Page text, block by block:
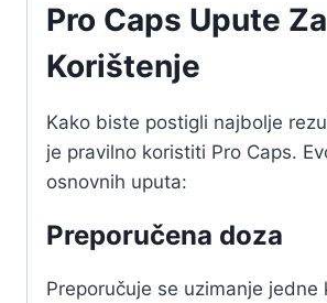
Pro Caps Upute Za
Korištenje
Kako biste postigli najbolje
je pravilno koristiti Pro Caps.
osnovnih uputa:
Preporučena doza
Preporučuje se uzimanje jedne